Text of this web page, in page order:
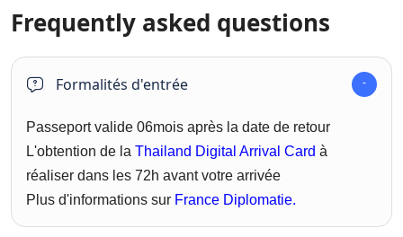
Frequently asked questions
Formalités d'entrée
Passeport valide 06mois après la date de retour
L'obtention de la Thailand Digital Arrival Card à
réaliser dans les 72h avant votre arrivée
Plus d'informations sur France Diplomatie.